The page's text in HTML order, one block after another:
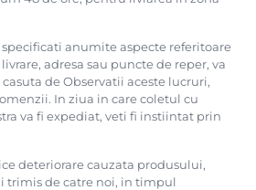
anumite aspecte referitoare
adresa sau puncte de reper, va
de Observatii aceste lucruri,
In ziua in care coletul cu
va fi expediat, veti fi instiintat prin
deteriorare cauzata produsului,
trimis de catre noi, in timpul